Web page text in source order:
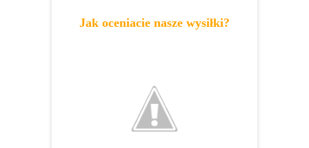
Jak oceniacie nasze wysiłki?